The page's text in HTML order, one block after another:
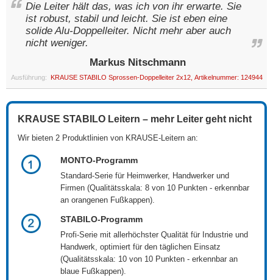
Die Leiter hält das, was ich von ihr erwarte. Sie
ist robust, stabil und leicht. Sie ist eben eine
solide Alu-Doppelleiter. Nicht mehr aber auch
nicht weniger.
Markus Nitschmann
Ausführung: KRAUSE STABILO Sprossen-Doppelleiter 2x12, Artikelnummer: 124944
KRAUSE STABILO Leitern – mehr Leiter geht nicht
Wir bieten 2 Produktlinien von KRAUSE-Leitern an:
MONTO-Programm
Standard-Serie für Heimwerker, Handwerker und
Firmen (Qualitätsskala: 8 von 10 Punkten - erkennbar
an orangenen Fußkappen).
STABILO-Programm
Profi-Serie mit allerhöchster Qualität für Industrie und
Handwerk, optimiert für den täglichen Einsatz
(Qualitätsskala: 10 von 10 Punkten - erkennbar an
blaue Fußkappen).